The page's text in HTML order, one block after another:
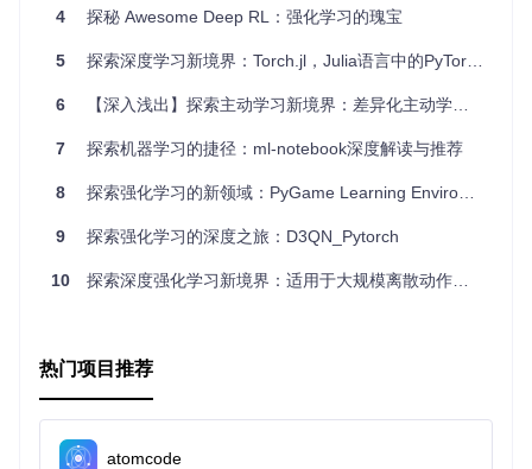
或者在 Python 中直接编写代码启动训练：
from
kerlym import agents
env = lambda: gym.make("SpaceInvaders-v0")
虽然 KeRLym 已经不再更新，但其源码仍然能为新的强化学
习项目提供有价值的灵感和框架。如果您正在寻找最新的强化
学习库，建议您转向 RLLAB (https://github.com/openai/rlla
通过 KeRLym，您不仅可以深入理解强化学习的基本原理，还
可以实践并创新。无论您是初学者还是经验丰富的研发人员，
都能在这个项目中找到挑战和乐趣。让我们一起探索 AI 的无
限可能吧！
4 探秘 Awesome Deep RL：强化学习的瑰宝
5 探索深度学习新境界：Torch.jl，Julia语言中的PyTorch之翼
6 【深入浅出】探索主动学习新境界：差异化主动学习框架
7 探索机器学习的捷径：ml-notebook深度解读与推荐
8 探索强化学习的新领域：PyGame Learning Environment (PLE)
9 探索强化学习的深度之旅：D3QN_Pytorch
10 探索深度强化学习新境界：适用于大规模离散动作空间的开源库
热门项目推荐
atomcode